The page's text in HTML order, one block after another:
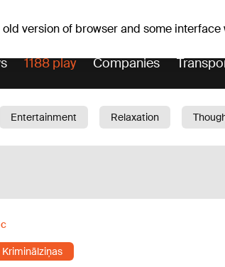
old version of browser and some
1188 play Companies
Entertainment Relaxation
Kriminālziņas